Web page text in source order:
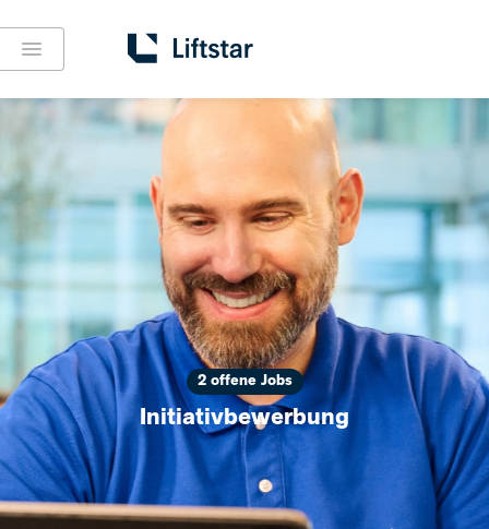
2 offene Jobs
Initiativbewerbung